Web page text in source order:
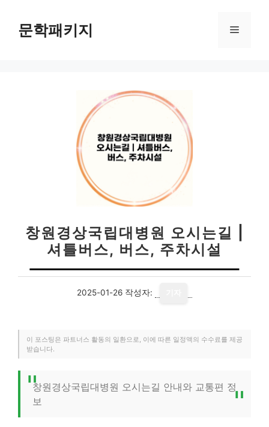
문학패키지 메
창원경상국립대병원 오시는길 |
셔틀버스, 버스, 주차시설
2025-01-26 작성자:
이 포스팅은 파트너스 활동의 일환으로, 이에 따른 일정액의 수수료를 제공
받습니다.
창원경상국립대병원 오시는길 안내와 교통편 정
보